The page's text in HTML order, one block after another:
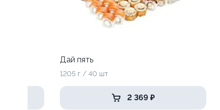
Дай пять
1205 г / 40 шт
2 369 ₽